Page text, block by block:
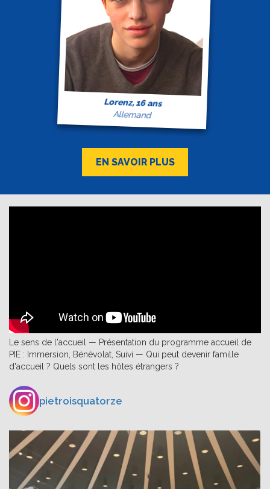
Lorenz, 16 ans
Allemand
EN SAVOIR PLUS
Le sens de l'accueil — Présentation du programme accueil de
PIE : Immersion, Bénévolat, Suivi — Qui peut devenir famille
d'accueil ? Quels sont les hôtes étrangers ?
pietroisquatorze